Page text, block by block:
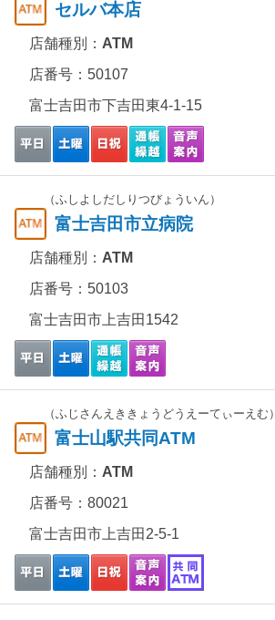
セルバ本店
店舗種別： ATM
店番号：50107
富士吉田市下吉田東4-1-15
（ふしよしだしりつびょういん）
富士吉田市立病院
店舗種別： ATM
店番号：50103
富士吉田市上吉田1542
（ふじさんえききょうどうえーてぃーえむ）
富士山駅共同ATM
店舗種別： ATM
店番号：80021
富士吉田市上吉田2-5-1